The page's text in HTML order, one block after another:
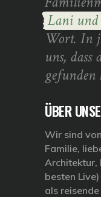
Lani
Wort. In
uns, dass
gefunden
ÜBER
Wir sind
Familie,
Architektur,
besten
als